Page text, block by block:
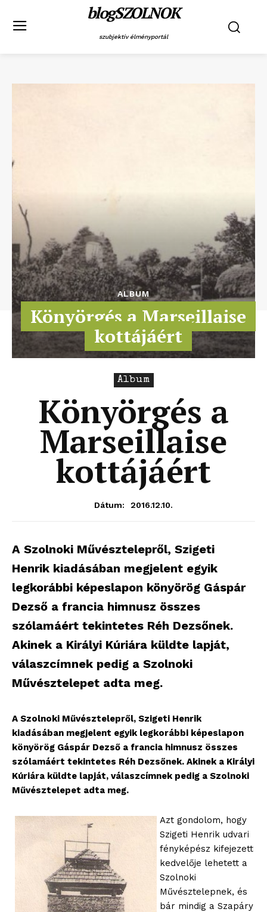
blogSZOLNOK
szubjektív élményportál
ALBUM
Könyörgés a Marseillaise
kottájáért
Album
Könyörgés a
Marseillaise
kottájáért
Dátum: 2016.12.10.
A Szolnoki Művésztelepről, Szigeti
Henrik kiadásában megjelent egyik
legkorábbi képeslapon könyörög Gáspár
Dezső a francia himnusz összes
szólamáért tekintetes Réh Dezsőnek.
Akinek a Királyi Kúriára küldte lapját,
válaszcímnek pedig a Szolnoki
Művésztelepet adta meg.
A Szolnoki Művésztelepről, Szigeti Henrik
kiadásában megjelent egyik legkorábbi képeslapon
könyörög Gáspár Dezső a francia himnusz összes
szólamáért tekintetes Réh Dezsőnek. Akinek a Királyi
Kúriára küldte lapját, válaszcímnek pedig a Szolnoki
Művésztelepet adta meg.
Azt gondolom, hogy
Szigeti Henrik udvari
fényképész kifejezett
kedvelője lehetett a
Szolnoki
Művésztelepnek, és
bár mindig a Szapáry